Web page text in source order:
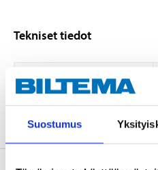
Suostumus
Tekniset tiedot
Lukum